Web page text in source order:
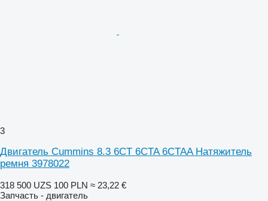
3
Двигатель Cummins 8.3 6CT 6CTA 6CTAA Натяжитель
ремня 3978022
318 500 UZS 100 PLN ≈ 23,22 €
Запчасть - двигатель